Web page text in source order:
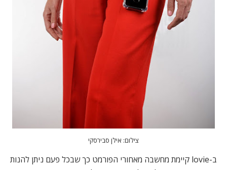
צילום: אילן סבירסקי
ב-lovie קיימת מחשבה מאחורי הפורמט כך שבכל פעם ניתן להנות